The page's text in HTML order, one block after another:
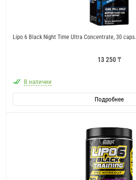
Lipo 6 Black Night Time Ultra Concentrate, 30 caps.
13 250 ₸
В наличии
Подробнее